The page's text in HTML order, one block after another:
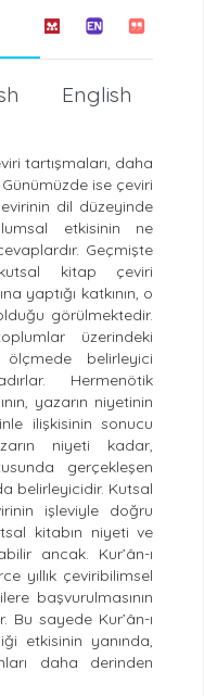
English
tartışmaları, daha
ise çeviri
dil düzeyinde
etkisinin ne
Geçmişte
kitap çeviri
yaptığı katkının, o
görülmektedir.
üzerindeki
ölçmede belirleyici
Hermenötik
yazarın niyetinin
ilişkisinin sonucu
niyeti kadar,
gerçekleşen
belirleyicidir. Kutsal
işleviyle doğru
kitabın niyeti ve
ancak. Kur’ân-ı
yıllık çeviribilimsel
başvurulmasının
Bu sayede Kur’ân-ı
etkisinin yanında,
daha derinden